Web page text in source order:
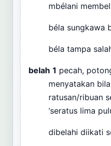
mbélani
béla sungkawa
béla tampa
belah 1 pecah,
menyatakan
ratusan/ribuan
‘seratus lima
dibelahi diikati